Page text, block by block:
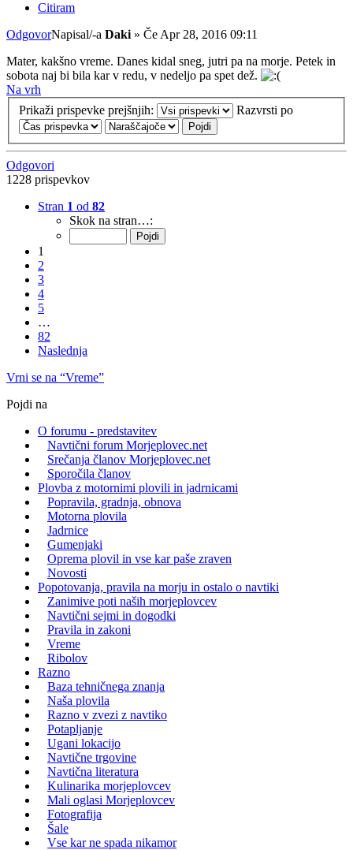
Citiram
OdgovorNapisal/-a Daki » Če Apr 28, 2016 09:11
Mater, kakšno vreme. Danes kidal sneg, jutri pa na morje. Petek in
sobota naj bi bila kar v redu, v nedeljo pa spet dež.
Na vrh
Prikaži prispevke prejšnjih:
Razvrsti po
Odgovori
1228 prispevkov
Stran 1 od 82
Skok na stran…:
1
2
3
4
5
…
82
Naslednja
Vrni se na “Vreme”
Pojdi na
O forumu - predstavitev
Navtični forum Morjeplovec.net
Srečanja članov Morjeplovec.net
Sporočila članov
Plovba z motornimi plovili in jadrnicami
Popravila, gradnja, obnova
Motorna plovila
Jadrnice
Gumenjaki
Oprema plovil in vse kar paše zraven
Novosti
Popotovanja, pravila na morju in ostalo o navtiki
Zanimive poti naših morjeplovcev
Navtični sejmi in dogodki
Pravila in zakoni
Vreme
Ribolov
Razno
Baza tehničnega znanja
Naša plovila
Razno v zvezi z navtiko
Potapljanje
Ugani lokacijo
Navtične trgovine
Navtična literatura
Kulinarika morjeplovcev
Mali oglasi Morjeplovcev
Fotografija
Šale
Vse kar ne spada nikamor